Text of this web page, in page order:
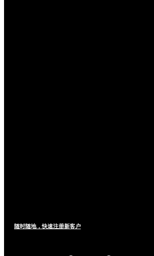
随时随地，快速注册新客户